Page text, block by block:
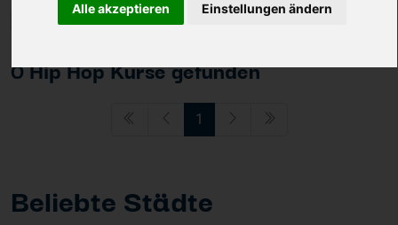
Alle akzeptieren Einstellungen ändern
0 Hip Hop Kurse gefunden
1
Beliebte Städte